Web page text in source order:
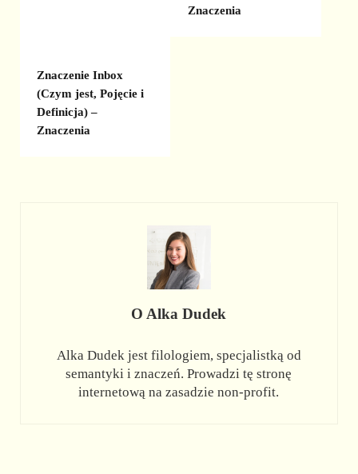
Znaczenia
Znaczenie Inbox
(Czym jest, Pojęcie i
Definicja) –
Znaczenia
O Alka Dudek
Alka Dudek jest filologiem, specjalistką od
semantyki i znaczeń. Prowadzi tę stronę
internetową na zasadzie non-profit.